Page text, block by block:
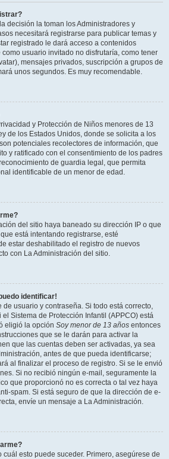
decisión la toman los Administradores y
necesitará registrarse para publicar temas y
registrado le dará acceso a contenidos
usuario invitado no disfrutaría, como tener
mensajes privados, suscripción a grupos de
unos segundos. Es muy recomendable.
y Protección de Niños menores de 13
de los Estados Unidos, donde se solicita a los
potenciales recolectores de información, que
y ratificado con el consentimiento de los padres
de guardia legal, que permita
identificable de un menor de edad.
del sitio haya baneado su dirección IP o que
está intentando registrarse, esté
estar deshabilitado el registro de nuevos
con La Administración del sitio.
identificar!
de usuario y contraseña. Si todo está correcto,
Sistema de Protección Infantil (APPCO) está
eligió la opción Soy menor de 13 años entonces
que se le darán para activar la
que las cuentas deben ser activadas, ya sea
antes de que pueda identificarse;
al finalizar el proceso de registro. Si se le envió
Si no recibió ningún e-mail, seguramente la
que proporcionó no es correcta o tal vez haya
spam. Si está seguro de que la dirección de e-
envíe un mensaje a La Administración.
cuál esto puede suceder. Primero, asegúrese de